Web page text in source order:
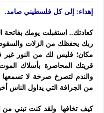
إهداء: إلى كل فلسطيني صامد.
كعادتك.. استقبلت يومك بفاتحة
ربك يحفظك من الزلات
مكان؛ فليس لك من النور
قريتك المحاصرة بأسلاك
والندم لتصرخ صرخة لا
من الجرافة التي يداول الناس
كيف تخافها ولقد كنت تبني من